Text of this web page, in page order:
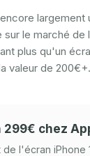
largement
sur le marché de
plus qu'un
valeur de 200€+.
299€ chez
de l'écran iPhone